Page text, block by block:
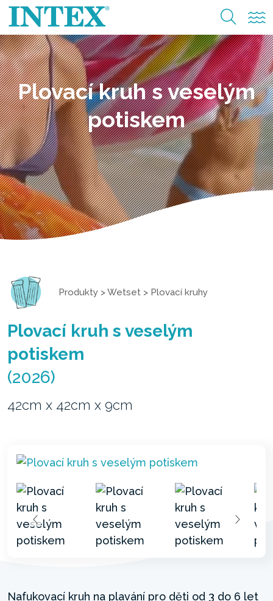
Plovací kruh s veselým
potiskem
Produkty >Wetset > Plovací kruhy
Plovací kruh s veselým
potiskem
(2026)
42cm x 42cm x 9cm
Nafukovací kruh na plavání pro děti od 3 do 6 let